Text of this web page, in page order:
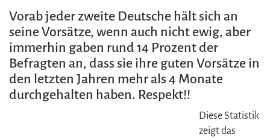
Vorab jeder zweite Deutsche hält sich an
seine Vorsätze, wenn auch nicht ewig, aber
immerhin gaben rund 14 Prozent der
Befragten an, dass sie ihre guten Vorsätze in
den letzten Jahren mehr als 4 Monate
durchgehalten haben. Respekt!!
Diese Statistik
zeigt das